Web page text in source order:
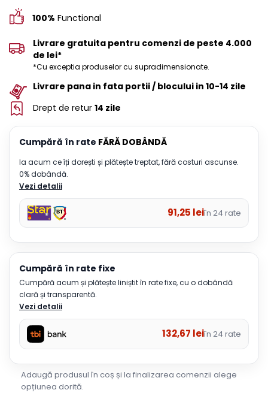
100% Functional
Livrare gratuita pentru comenzi de peste 4.000
de lei*
*Cu exceptia produselor cu supradimensionate.
Livrare pana in fata portii / blocului in 10-14 zile
Drept de retur 14 zile
Cumpără în rate FĂRĂ DOBÂNDĂ
Ia acum ce îți dorești și plătește treptat, fără costuri ascunse.
0% dobândă.
Vezi detalii
91,25 leiîn 24 rate
Cumpără în rate fixe
Cumpără acum și plătește liniștit în rate fixe, cu o dobândă
clară și transparentă.
Vezi detalii
132,67 leiîn 24 rate
Adaugă produsul în coș și la finalizarea comenzii alege
opțiunea dorită.